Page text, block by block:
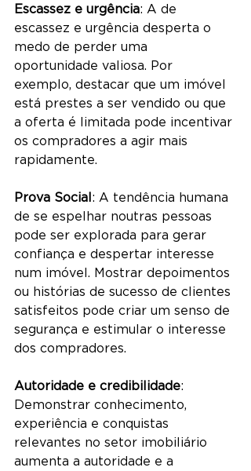
Escassez e urgência: A de
escassez e urgência desperta o
medo de perder uma
oportunidade valiosa. Por
exemplo, destacar que um imóvel
está prestes a ser vendido ou que
a oferta é limitada pode incentivar
os compradores a agir mais
rapidamente.
Prova Social: A tendência humana
de se espelhar noutras pessoas
pode ser explorada para gerar
confiança e despertar interesse
num imóvel. Mostrar depoimentos
ou histórias de sucesso de clientes
satisfeitos pode criar um senso de
segurança e estimular o interesse
dos compradores.
Autoridade e credibilidade:
Demonstrar conhecimento,
experiência e conquistas
relevantes no setor imobiliário
aumenta a autoridade e a